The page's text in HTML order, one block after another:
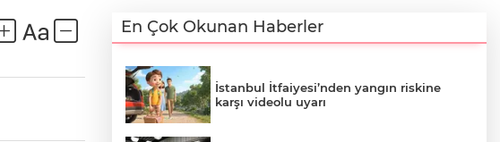
En Çok Okunan Haberler
İstanbul İtfaiyesi’nden yangın riskine
karşı videolu uyarı